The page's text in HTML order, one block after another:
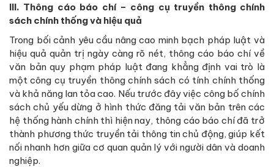
III. Thông cáo báo chí – công cụ truyền thông chính
sách chính thống và hiệu quả
Trong bối cảnh yêu cầu nâng cao minh bạch pháp luật và
hiệu quả quản trị ngày càng rõ nét, thông cáo báo chí về
văn bản quy phạm pháp luật đang khẳng định vai trò là
một công cụ truyền thông chính sách có tính chính thống
và khả năng lan tỏa cao. Nếu trước đây việc công bố chính
sách chủ yếu dừng ở hình thức đăng tải văn bản trên các
hệ thống hành chính thì hiện nay, thông cáo báo chí đã trở
thành phương thức truyền tải thông tin chủ động, giúp kết
nối nhanh hơn giữa cơ quan quản lý với người dân và doanh
nghiệp.